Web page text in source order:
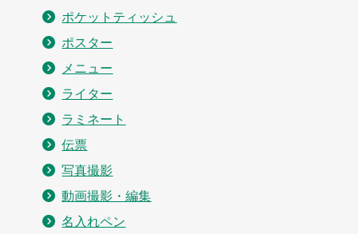
ポケットティッシュ
ポスター
メニュー
ライター
ラミネート
伝票
写真撮影
動画撮影・編集
名入れペン